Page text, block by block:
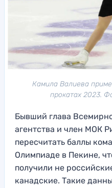
Камила Валиева
прокатах 2023.
Бывший глава
агентства и член МОК
пересчитать баллы
Олимпиаде в Пекине,
получили не
канадские. Такие